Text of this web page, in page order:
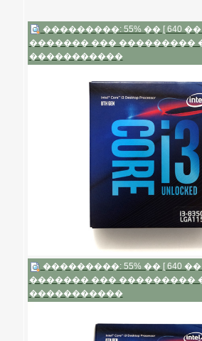
���������: 55% �� [ 640 ��
������� ��� ���������
�����������
���������: 55% �� [ 640 ��
������� ��� ���������
�����������